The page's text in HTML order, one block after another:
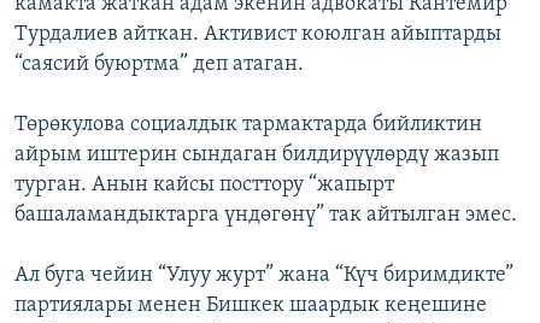
камакта жаткан адам экенин адвокаты Кантемир
Турдалиев айткан. Активист коюлган айыптарды
“саясий буюртма” деп атаган.
Төрөкулова социалдык тармактарда бийликтин
айрым иштерин сындаган билдирүүлөрдү жазып
турган. Анын кайсы посттору “жапырт
башаламандыктарга үндөгөнү” так айтылган эмес.
Ал буга чейин “Улуу журт” жана “Күч биримдикте”
партиялары менен Бишкек шаардык кеңешине